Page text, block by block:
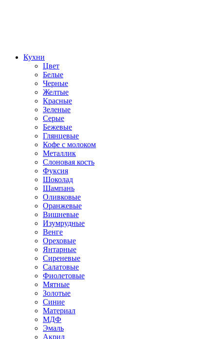
Кухни
Цвет
Белые
Черные
Желтые
Красные
Зеленые
Серые
Бежевые
Глянцевые
Кофе с молоком
Металлик
Слоновая кость
Фуксия
Шоколад
Шампань
Оливковые
Оранжевые
Вишневые
Изумрудные
Венге
Ореховые
Янтарные
Сиреневые
Салатовые
Фиолетовые
Мятные
Золотые
Синие
Материал
МДФ
Эмаль
Акрил